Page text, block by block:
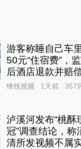
游客称睡自己车
50元“住宿费”，
后酒店退款并赔
锋线视频 1天前 357
泸溪河发布“桃酥
冠”调查结论，称
清所发视频不属